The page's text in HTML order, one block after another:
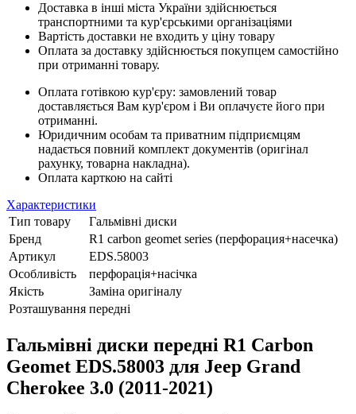
Доставка в інші міста України здійснюється
транспортними та кур'єрськими організаціями
Вартість доставки не входить у ціну товару
Оплата за доставку здійснюється покупцем самостійно
при отриманні товару.
Оплата готівкою кур'єру: замовлений товар
доставляється Вам кур'єром і Ви оплачуєте його при
отриманні.
Юридичним особам та приватним підприємцям
надається повний комплект документів (оригінал
рахунку, товарна накладна).
Оплата карткою на сайті
Характеристики
Тип товару
Гальмівні диски
Бренд
R1 carbon geomet series (перфорация+насечка)
Артикул
EDS.58003
Особливість
перфорація+насічка
Якість
Заміна оригіналу
Розташування передні
Гальмівні диски передні R1 Carbon
Geomet EDS.58003 для Jeep Grand
Cherokee 3.0 (2011-2021)